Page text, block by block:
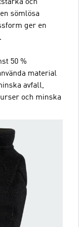
och
sömlösa
ger en
50 %
material
avfall,
och minska